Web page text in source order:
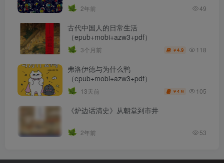
2年前 49
古代中国人的日常生活
（epub+mobi+azw3+pdf）
3个月前 ￥4.9 118
弗洛伊德与为什么鸭
（epub+mobi+azw3+pdf）
13天前 ￥4.9 105
《炉边话清史》从朝堂到市井
2年前 53